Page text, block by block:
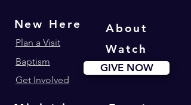
About
New Here
Plan a Visit
Baptism
GIVE NOW
Get Involved
Watch